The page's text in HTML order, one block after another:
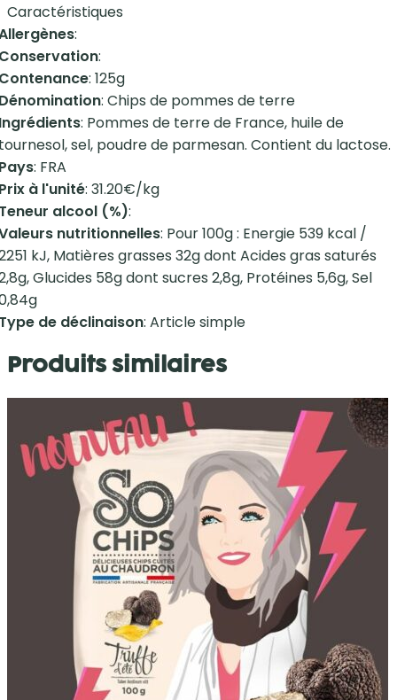
Caractéristiques
:
:
: 125g
: Chips de pommes de terre
: Pommes de terre de France, huile de
sel, poudre de parmesan. Contient du lactose.
: FRA
à l'unité: 31.20€/kg
alcool (%):
nutritionnelles: Pour 100g : Energie 539 kcal /
kJ, Matières grasses 32g dont Acides gras saturés
Glucides 58g dont sucres 2,8g, Protéines 5,6g, Sel
de déclinaison: Article simple
Produits similaires